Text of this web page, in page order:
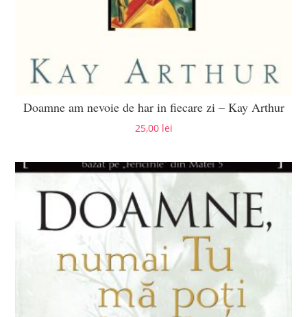
Doamne am nevoie de har in fiecare zi – Kay Arthur
25,00 lei